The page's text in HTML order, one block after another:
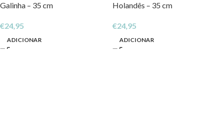
Galinha – 35 cm
€24,95
ADICIONAR
Holandês – 35 cm
€24,95
ADICIONAR